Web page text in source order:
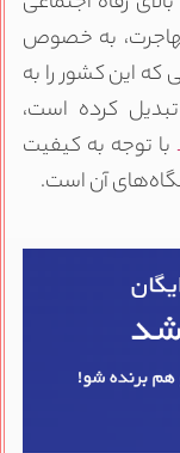
به خصوص
کشور را به
کرده است،
به کیفیت
آن است.